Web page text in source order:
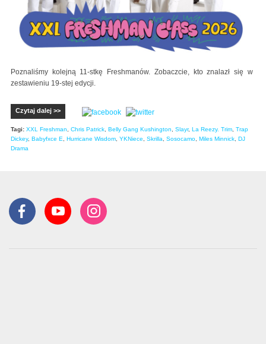
Poznaliśmy kolejną 11-stkę Freshmanów. Zobaczcie, kto znalazł się w
zestawieniu 19-stej edycji.
Czytaj dalej >>
Tagi: XXL Freshman Chris Patrick Belly Gang Kushington Slayr, La Reezy. Trim Trap
Dickey, Babyfxce E Hurricane Wisdom YKNiece Skrilla Sosocamo Miles Minnick DJ
Drama